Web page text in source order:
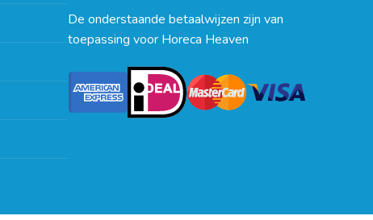
De onderstaande betaalwijzen zijn van
toepassing voor Horeca Heaven